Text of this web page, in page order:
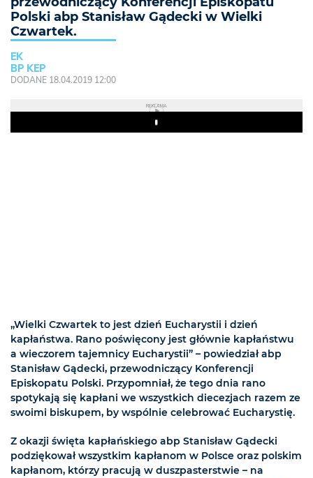
Polski abp Stanisław Gądecki w Wielki
Czwartek.
EK
BP KEP
DODANE 18.04.2019 12:00
REKLAMA
Play
„Wielki Czwartek to jest dzień Eucharystii i dzień
kapłaństwa. Rano poświęcony jest głównie kapłaństwu
a wieczorem tajemnicy Eucharystii” – powiedział abp
Stanisław Gądecki, przewodniczący Konferencji
Episkopatu Polski. Przypomniał, że tego dnia rano
spotykają się kapłani we wszystkich diecezjach razem ze
swoimi biskupem, by wspólnie celebrować Eucharystię.
Z okazji święta kapłańskiego abp Stanisław Gądecki
podziękował wszystkim kapłanom w Polsce oraz polskim
kapłanom, którzy pracują w duszpasterstwie – na